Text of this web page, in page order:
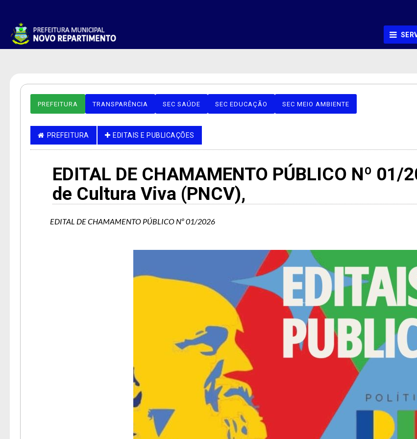
PREFEITURA TRANSPARÊNCIA SEC SAÚDE SEC EDUCAÇÃO SEC MEIO AMBIENTE
PREFEITURA EDITAIS E PUBLICAÇÕES
EDITAL DE CHAMAMENTO PÚBLICO Nº
de Cultura Viva (PNCV),
EDITAL DE CHAMAMENTO PÚBLICO Nº 01/2026